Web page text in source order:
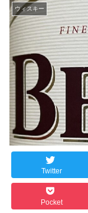
ウィスキー
Twitter
Pocket